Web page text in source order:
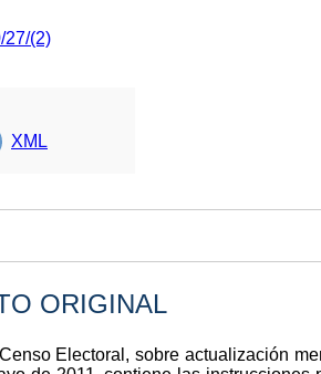
27/(2)
XML
ORIGINAL
Electoral, sobre actualización